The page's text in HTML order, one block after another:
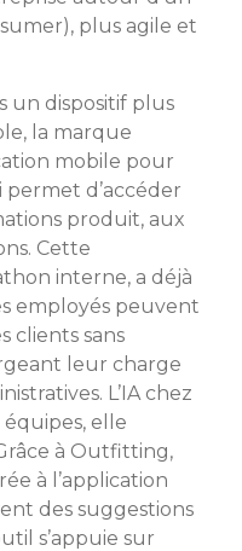
plus agile et
un dispositif plus
la marque
mobile pour
permet d’accéder
produit, aux
Cette
interne, a déjà
employés peuvent
clients sans
leur charge
L’IA chez
équipes, elle
à Outfitting,
à l’application
des suggestions
s’appuie sur